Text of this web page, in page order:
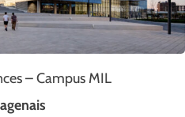
– Campus MIL